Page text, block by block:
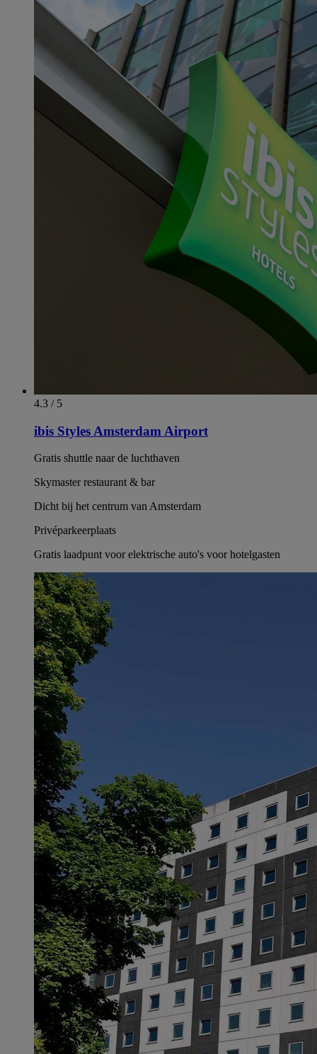
4.3 / 5
ibis Styles Amsterdam Airport
Gratis shuttle naar de luchthaven
Skymaster restaurant & bar
Dicht bij het centrum van Amsterdam
Privéparkeerplaats
Gratis laadpunt voor elektrische auto's voor hotelgasten